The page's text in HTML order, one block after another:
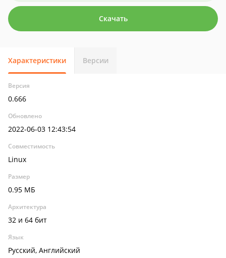
Скачать
Характеристики Версии
Версия
0.666
Обновлено
2022-06-03 12:43:54
Совместимость
Linux
Размер
0.95 МБ
Архитектура
32 и 64 бит
Язык
Русский, Английский